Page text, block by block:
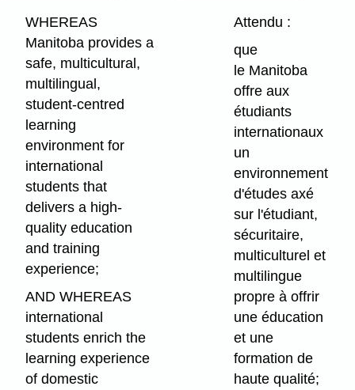
WHEREAS
Manitoba provides a
safe, multicultural,
multilingual,
student-centred
learning
environment for
international
students that
delivers a high-
quality education
and training
experience;
AND WHEREAS
international
students enrich the
learning experience
of domestic
Attendu :
que
le Manitoba
offre aux
étudiants
internationaux
un
environnement
d'études axé
sur l'étudiant,
sécuritaire,
multiculturel et
multilingue
propre à offrir
une éducation
et une
formation de
haute qualité;